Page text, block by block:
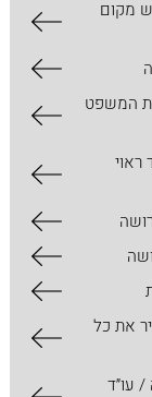
מקום
המשפט
ראוי
את כל
עו״ד